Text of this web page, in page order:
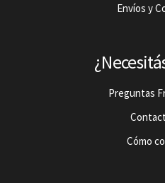
Envíos y
Preguntas
Cómo